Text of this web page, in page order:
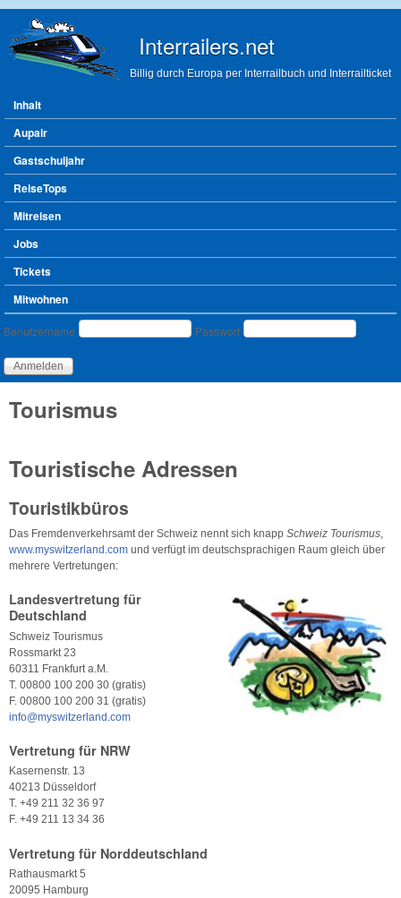
Interrailers.net
Billig durch Europa per Interrailbuch und Interrailticket
Hauptmenü
Inhalt
Aupair
Gastschuljahr
ReiseTops
Mitreisen
Jobs
Tickets
Mitwohnen
Benutzeranmeldung
Benutzername Passwort
Tourismus
Touristische Adressen
Touristikbüros
Das Fremdenverkehrsamt der Schweiz nennt sich knapp Schweiz Tourismus
www.myswitzerland.com und verfügt im deutschsprachigen Raum gleich über
mehrere Vertretungen:
Landesvertretung für
Deutschland
Schweiz Tourismus
Rossmarkt 23
60311 Frankfurt a.M.
T. 00800 100 200 30 (gratis)
F. 00800 100 200 31 (gratis)
info@myswitzerland.com
Vertretung für NRW
Kasernenstr. 13
40213 Düsseldorf
T. +49 211 32 36 97
F. +49 211 13 34 36
Vertretung für Norddeutschland
Rathausmarkt 5
20095 Hamburg